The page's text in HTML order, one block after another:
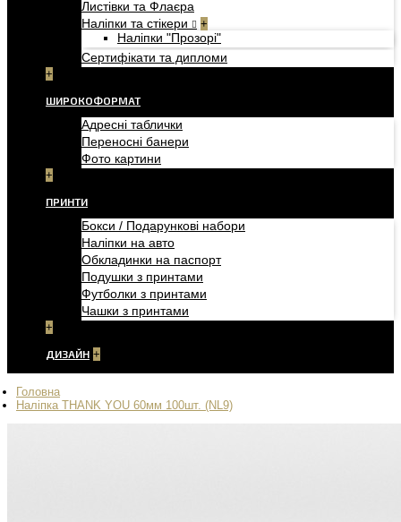
Листівки та Флаєра
Наліпки та стікери
+
Наліпки "Прозорі"
Сертифікати та дипломи
+
ШИРОКОФОРМАТ
Адресні таблички
Переносні банери
Фото картини
+
ПРИНТИ
Бокси / Подарункові набори
Наліпки на авто
Обкладинки на паспорт
Подушки з принтами
Футболки з принтами
Чашки з принтами
+
ДИЗАЙН +
Головна
Наліпка THANK YOU 60мм 100шт. (NL9)